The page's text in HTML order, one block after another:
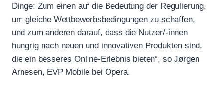
Dinge: Zum einen auf die Bedeutung der Regulierung,
um gleiche Wettbewerbsbedingungen zu schaffen,
und zum anderen darauf, dass die Nutzer/-innen
hungrig nach neuen und innovativen Produkten sind,
die ein besseres Online-Erlebnis bieten“, so Jørgen
Arnesen, EVP Mobile bei Opera.